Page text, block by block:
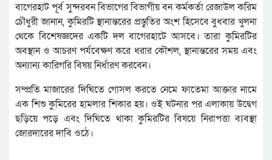
বাগেরহাট পূর্ব সুন্দরবন বিভাগের বিভাগীয় বন কর্মকর্তা রেজাউল করিম
চৌধুরী জানান, কুমিরটি স্থানান্তরের প্রস্তুতির অংশ হিসেবে বুধবার খুলনা
থেকে বিশেষজ্ঞদের একটি দল বাগেরহাটে আসবে। তারা কুমিরটির
অবস্থান ও আচরণ পর্যবেক্ষণ করে ধরার কৌশল, স্থানান্তরের সময় এবং
অন্যান্য কারিগরি বিষয় নির্ধারণ করবেন।
সম্প্রতি মাজারের দিঘিতে গোসল করতে নেমে ফাতেমা আক্তার নামে
এক শিশু কুমিরের হামলার শিকার হয়। ওই ঘটনার পর এলাকায় উদ্বেগ
ছড়িয়ে পড়ে এবং দিঘিতে থাকা কুমিরটির বিষয়ে নিরাপত্তা ব্যবস্থা
জোরদারের দাবি ওঠে।